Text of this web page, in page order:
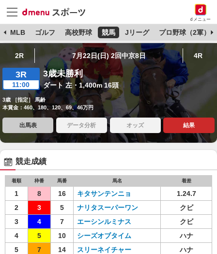
dメニュー
MLB ゴルフ 高校野球 競馬 Jリーグ プロ野球（2軍）
2R 7月22日(日) 2回中京8日 4R
3R
11:00
3歳未勝利
ダート 左・1,400m 16頭
3歳 ［指定］ 馬齢
本賞金：460、180、120、69、46万円
出馬表 データ分析 オッズ 結果
競走成績
着順 枠番 馬番 馬名 着差
1 8 16 キタサンテンニョ
1.24.7
2
3 5 ナリタスーパーワン
クビ
3
4 7 エーシンルミナス
クビ
4
5 10 シーズオブタイム
ハナ
5
7 14 スリーネイチャー
ハナ